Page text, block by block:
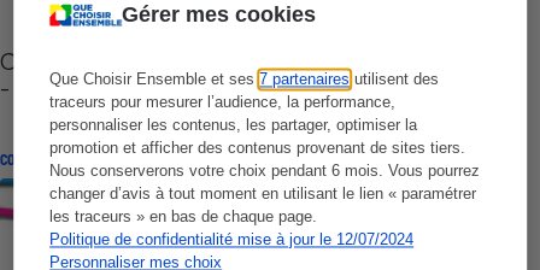
Gérer mes cookies
Que Choisir Ensemble et ses7 partenaires utilisent des
traceurs pour mesurer l’audience, la performance,
personnaliser les contenus, les partager, optimiser la
promotion et afficher des contenus provenant de sites tiers.
Nous conserverons votre choix pendant 6 mois. Vous pourrez
changer d’avis à tout moment en utilisant le lien « paramétrer
les traceurs » en bas de chaque page.
Politique de confidentialité mise à jour le 12/07/2024
Personnaliser mes choix
Cafetière à capsules zéro déchet CoffeeB (vidéo)
- Premières impressions
CONSEILS